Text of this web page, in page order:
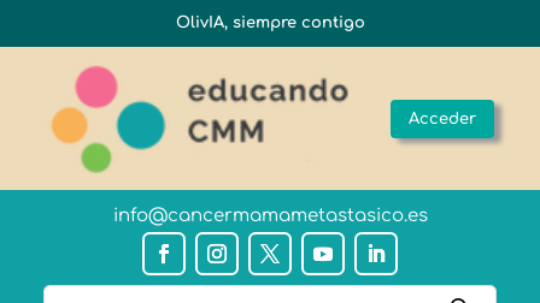
OlivIA, siempre contigo
Acceder
info@cancermamametastasico.es